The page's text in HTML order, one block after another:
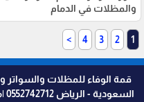
والمظلات في الدمام
1
2
3
4
>
قمة الوفاء للمظلات والسواتر